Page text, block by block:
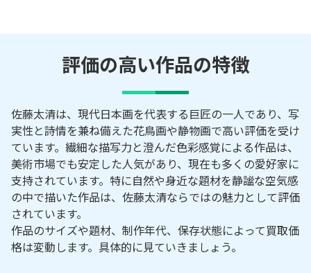
評価の高い作品の特徴
佐藤太清は、現代日本画を代表する巨匠の一人であり、写
実性と詩情を兼ね備えた花鳥画や静物画で高い評価を受け
ています。繊細な描写力と澄んだ色彩感覚による作品は、
美術市場でも安定した人気があり、現在も多くの愛好家に
支持されています。特に自然や身近な題材を静謐な空気感
の中で描いた作品は、佐藤太清ならではの魅力として評価
されています。
作品のサイズや題材、制作年代、保存状態によって買取価
格は変動します。具体的に見ていきましょう。